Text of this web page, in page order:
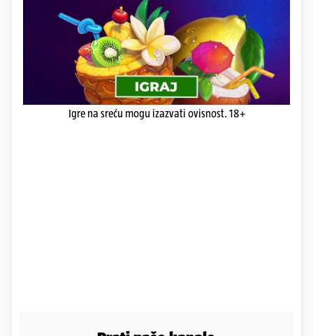
Igre na sreću mogu izazvati ovisnost. 18+